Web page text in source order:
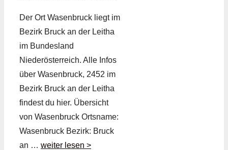
Der Ort Wasenbruck liegt im
Bezirk Bruck an der Leitha
im Bundesland
Niederösterreich. Alle Infos
über Wasenbruck, 2452 im
Bezirk Bruck an der Leitha
findest du hier. Übersicht
von Wasenbruck Ortsname:
Wasenbruck Bezirk: Bruck
an … weiter lesen >